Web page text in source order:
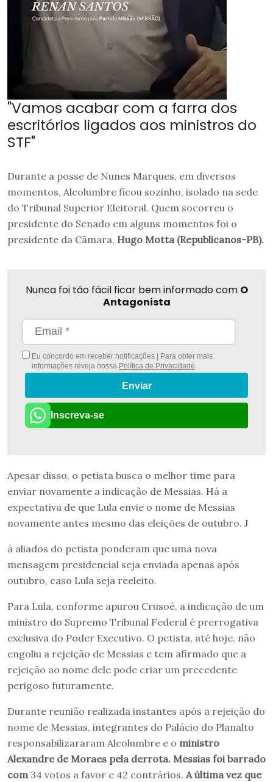
"Vamos acabar com a farra dos
escritórios ligados aos ministros do
STF"
Durante a posse de Nunes Marques, em diversos
momentos, Alcolumbre ficou sozinho, isolado na sede
do Tribunal Superior Eleitoral. Quem socorreu o
presidente do Senado em alguns momentos foi o
presidente da Câmara, Hugo Motta (Republicanos-PB).
Nunca foi tão fácil ficar bem informado com O
Antagonista
Eu concordo em receber notificações | Para obter mais
informações reveja nossa Política de Privacidade
Enviar
Inscreva-se
Apesar disso, o petista busca o melhor time para
enviar novamente a indicação de Messias. Há a
expectativa de que Lula envie o nome de Messias
novamente antes mesmo das eleições de outubro. J
á aliados do petista ponderam que uma nova
mensagem presidencial seja enviada apenas após
outubro, caso Lula seja reeleito.
Para Lula, conforme apurou Crusoé, a indicação de um
ministro do Supremo Tribunal Federal é prerrogativa
exclusiva do Poder Executivo. O petista, até hoje, não
engoliu a rejeição de Messias e tem afirmado que a
rejeição ao nome dele pode criar um precedente
perigoso futuramente.
Durante reunião realizada instantes após a rejeição do
nome de Messias, integrantes do Palácio do Planalto
responsabilizararam Alcolumbre e o ministro
Alexandre de Moraes pela derrota. Messias foi barrado
com 34 votos a favor e 42 contrários. A última vez que